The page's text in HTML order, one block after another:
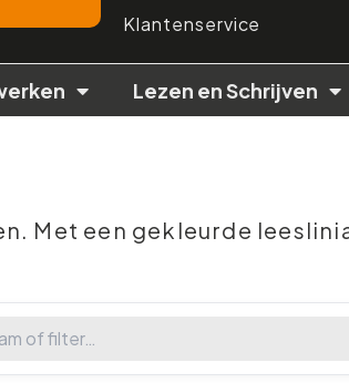
Klantenservice
Lezen en Schrijven
Met een gekleurde